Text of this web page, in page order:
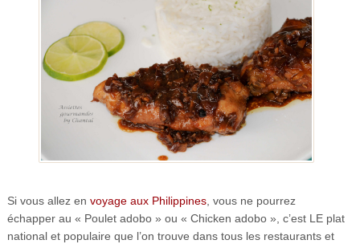
Si vous allez en voyage aux Philippines, vous ne pourrez
échapper au « Poulet adobo » ou « Chicken adobo », c’est LE plat
national et populaire que l’on trouve dans tous les restaurants et